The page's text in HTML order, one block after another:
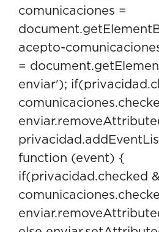
comunicaciones =
acepto-
=
enviar');
function (event) {
if(privacidad.checked